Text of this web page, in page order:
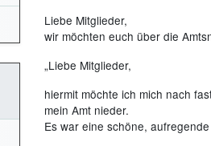
Liebe Mitglieder,
wir möchten euch über die
„Liebe Mitglieder,
hiermit möchte ich mich nach
mein Amt nieder.
Es war eine schöne,